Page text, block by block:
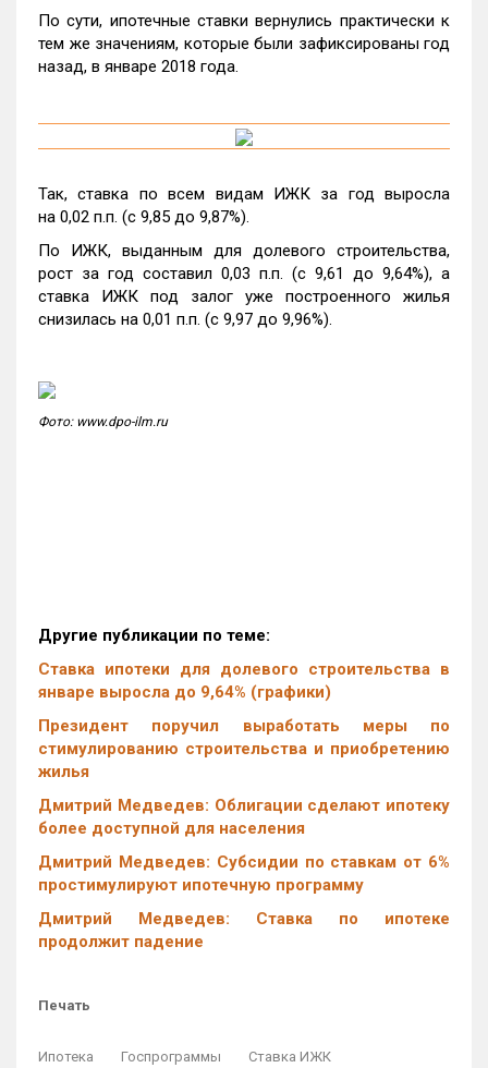
По сути, ипотечные ставки вернулись практически к
тем же значениям, которые были зафиксированы год
назад, в январе 2018 года.
Так, ставка по всем видам ИЖК за год выросла
на 0,02 п.п. (с 9,85 до 9,87%).
По ИЖК, выданным для долевого строительства,
рост за год составил 0,03 п.п. (с 9,61 до 9,64%), а
ставка ИЖК под залог уже построенного жилья
снизилась на 0,01 п.п. (с 9,97 до 9,96%).
Фото: www.dpo-ilm.ru
Другие публикации по теме:
Ставка ипотеки для долевого строительства в
январе выросла до 9,64% (графики)
Президент поручил выработать меры по
стимулированию строительства и приобретению
жилья
Дмитрий Медведев: Облигации сделают ипотеку
более доступной для населения
Дмитрий Медведев: Субсидии по ставкам от 6%
простимулируют ипотечную программу
Дмитрий Медведев: Ставка по ипотеке
продолжит падение
Печать
Ипотека Госпрограммы Ставка ИЖК